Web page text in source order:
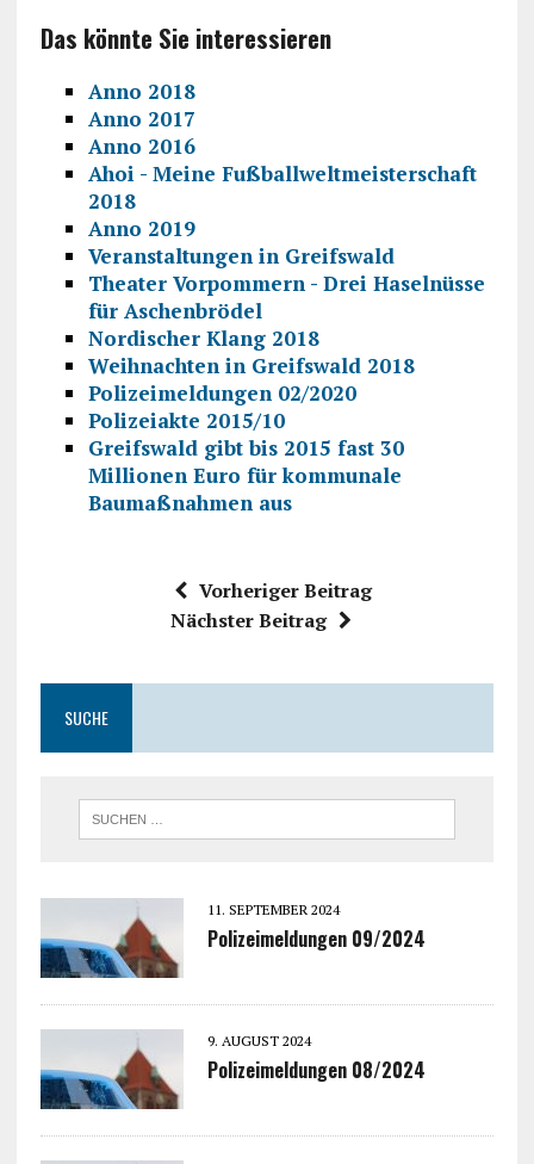
Das könnte Sie interessieren
Anno 2018
Anno 2017
Anno 2016
Ahoi - Meine Fußballweltmeisterschaft
2018
Anno 2019
Veranstaltungen in Greifswald
Theater Vorpommern - Drei Haselnüsse
für Aschenbrödel
Nordischer Klang 2018
Weihnachten in Greifswald 2018
Polizeimeldungen 02/2020
Polizeiakte 2015/10
Greifswald gibt bis 2015 fast 30
Millionen Euro für kommunale
Baumaßnahmen aus
Vorheriger Beitrag
Nächster Beitrag
SUCHE
11. SEPTEMBER 2024
Polizeimeldungen 09/2024
9. AUGUST 2024
Polizeimeldungen 08/2024